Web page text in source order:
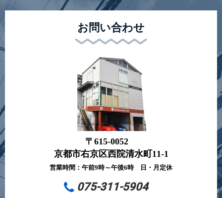
お問い合わせ
〒615-0052
京都市右京区西院清水町11-1
営業時間：午前9時～午後6時 日・月定休
075-311-5904